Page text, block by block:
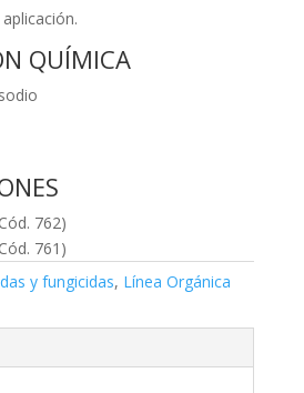
QUÍMICA
762)
761)
y fungicidas, Línea Orgánica